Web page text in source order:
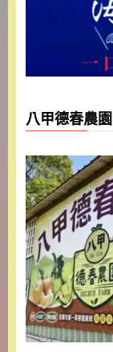
八甲德春農園